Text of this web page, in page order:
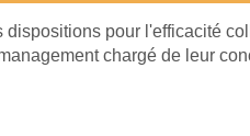
dispositions pour l'efficacité
chargé de leur